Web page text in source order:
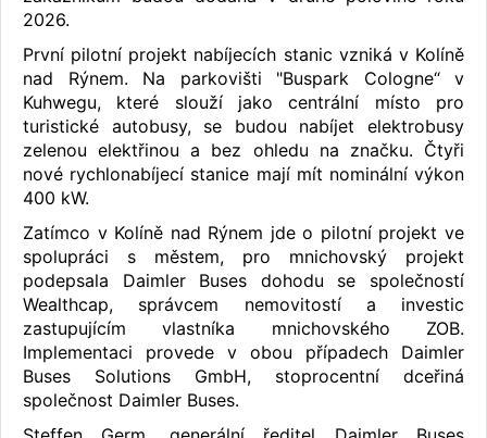
2026.
První pilotní projekt nabíjecích stanic vzniká v Kolíně
nad Rýnem. Na parkovišti "Buspark Cologne“ v
Kuhwegu, které slouží jako centrální místo pro
turistické autobusy, se budou nabíjet elektrobusy
zelenou elektřinou a bez ohledu na značku. Čtyři
nové rychlonabíjecí stanice mají mít nominální výkon
400 kW.
Zatímco v Kolíně nad Rýnem jde o pilotní projekt ve
spolupráci s městem, pro mnichovský projekt
podepsala Daimler Buses dohodu se společností
Wealthcap, správcem nemovitostí a investic
zastupujícím vlastníka mnichovského ZOB.
Implementaci provede v obou případech Daimler
Buses Solutions GmbH, stoprocentní dceřiná
společnost Daimler Buses.